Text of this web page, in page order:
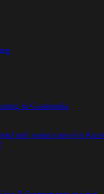
in Guatemala
und warum uns ein